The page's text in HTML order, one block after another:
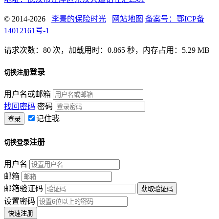
© 2014-2026 李景的保险时光 网站地图 备案号：鄂ICP备
14012161号-1
请求次数：80 次，加载用时：0.865 秒，内存占用：5.29 MB
切换注册登录
用户名或邮箱
找回密码 密码
记住我
切换登录注册
用户名
邮箱
邮箱验证码
设置密码